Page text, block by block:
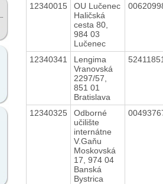
12340015
OU Lučenec
Haličská
cesta 80,
984 03
Lučenec
12340341
Lengima
Vranovská
2297/57,
851 01
Bratislava
12340325
Odborné
učilište
internátne
V.Gaňu
Moskovská
17, 974 04
Banská
Bystrica